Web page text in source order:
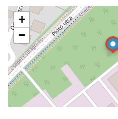
+
−